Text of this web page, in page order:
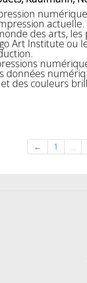
des arts,
Art Institute ou
données
des couleurs
← 1 ...